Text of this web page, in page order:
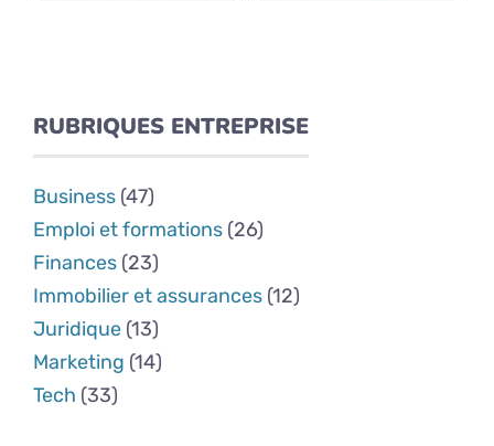
RUBRIQUES ENTREPRISE
Business (47)
Emploi et formations (26)
Finances (23)
Immobilier et assurances (12)
Juridique (13)
Marketing (14)
Tech (33)